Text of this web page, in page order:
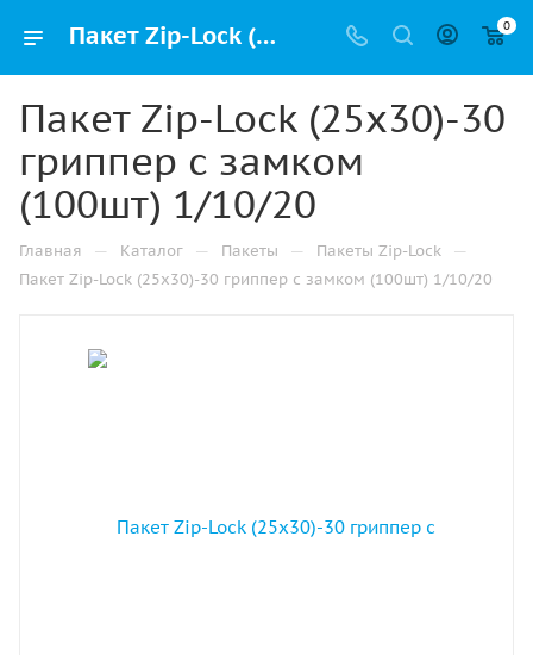
Пакет Zip-Lock (25х30)-30 гриппер с замком (100шт) 1/10/20 купить в Ижевске с доставкой оптом и в розницу 0
Пакет Zip-Lock (25х30)-30
гриппер с замком
(100шт) 1/10/20
Главная — Каталог — Пакеты — Пакеты Zip-Lock —
Пакет Zip-Lock (25х30)-30 гриппер с замком (100шт) 1/10/20